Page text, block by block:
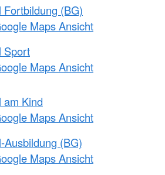
(BG)
Maps Ansicht
Sport
Maps Ansicht
am Kind
Maps Ansicht
Ausbildung (BG)
Maps Ansicht